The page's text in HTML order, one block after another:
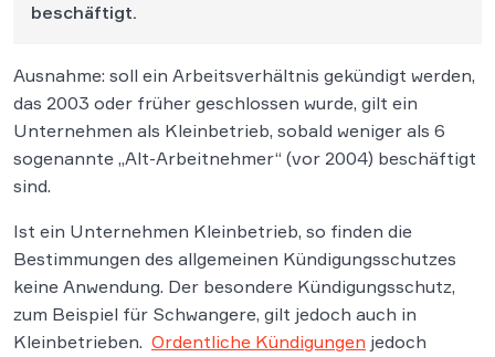
beschäftigt.
Ausnahme: soll ein Arbeitsverhältnis gekündigt werden,
das 2003 oder früher geschlossen wurde, gilt ein
Unternehmen als Kleinbetrieb, sobald weniger als 6
sogenannte „Alt-Arbeitnehmer“ (vor 2004) beschäftigt
sind.
Ist ein Unternehmen Kleinbetrieb, so finden die
Bestimmungen des allgemeinen Kündigungsschutzes
keine Anwendung. Der besondere Kündigungsschutz,
zum Beispiel für Schwangere, gilt jedoch auch in
Kleinbetrieben. Ordentliche Kündigungen jedoch